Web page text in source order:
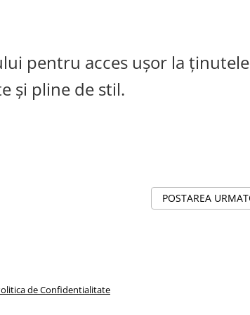
pentru acces ușor la ținutele
și pline de stil.
POSTAREA
de Confidentialitate